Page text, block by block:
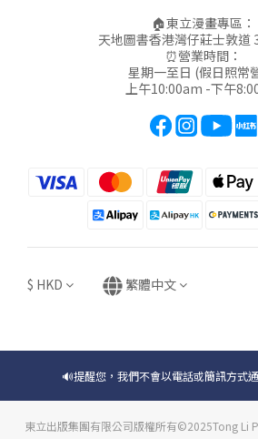
🏠東立漫畫專區：
天地圖書香港灣仔莊士敦道
⏰營業時間：
星期一至日 (假日照常
上午10:00am -下午
$ HKD 繁體中文
🔊提醒您，我們不會以電話或簡訊方式
東立出版集團有限公司版權所有©2025Tong Li